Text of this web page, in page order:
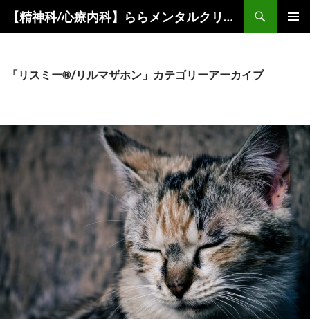
キ
【精神科/心療内科】ららメンタルクリニック
「リスミー®/リルマザホン」カテゴリーアーカイブ